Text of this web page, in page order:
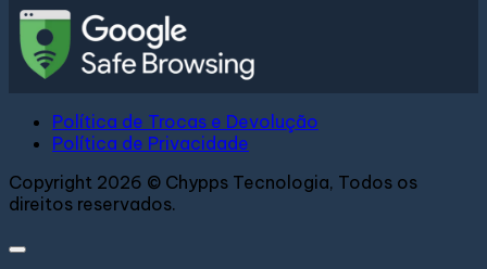
Política de Trocas e Devolução
Política de Privacidade
Copyright 2026 © Chypps Tecnologia, Todos os
direitos reservados.